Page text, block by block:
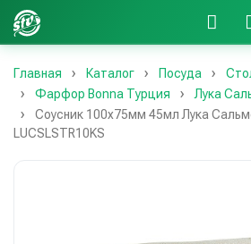
Главная Каталог Посуда
Фарфор Bonna Турция
Лука
Соусник 100х75мм 45мл Лука
LUCSLSTR10KS